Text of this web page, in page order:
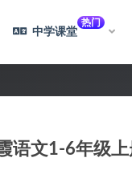
中学课堂
热门
语文1-6年级